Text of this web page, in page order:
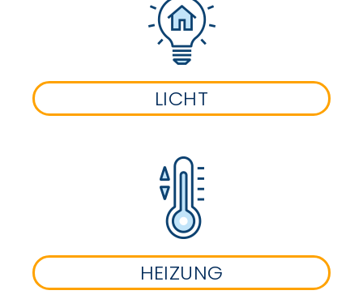
LICHT
HEIZUNG